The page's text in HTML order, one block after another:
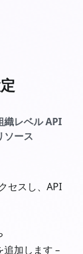
織レベル API
ソース
セスし、API
追加します –